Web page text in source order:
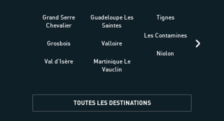
Grand Serre
Chevalier
Grosbois
Val d'Isère
Guadeloupe Les
Saintes
Valloire
Martinique Le
Vauclin
Tignes
Les Contamines
Niolon
TOUTES LES DESTINATIONS